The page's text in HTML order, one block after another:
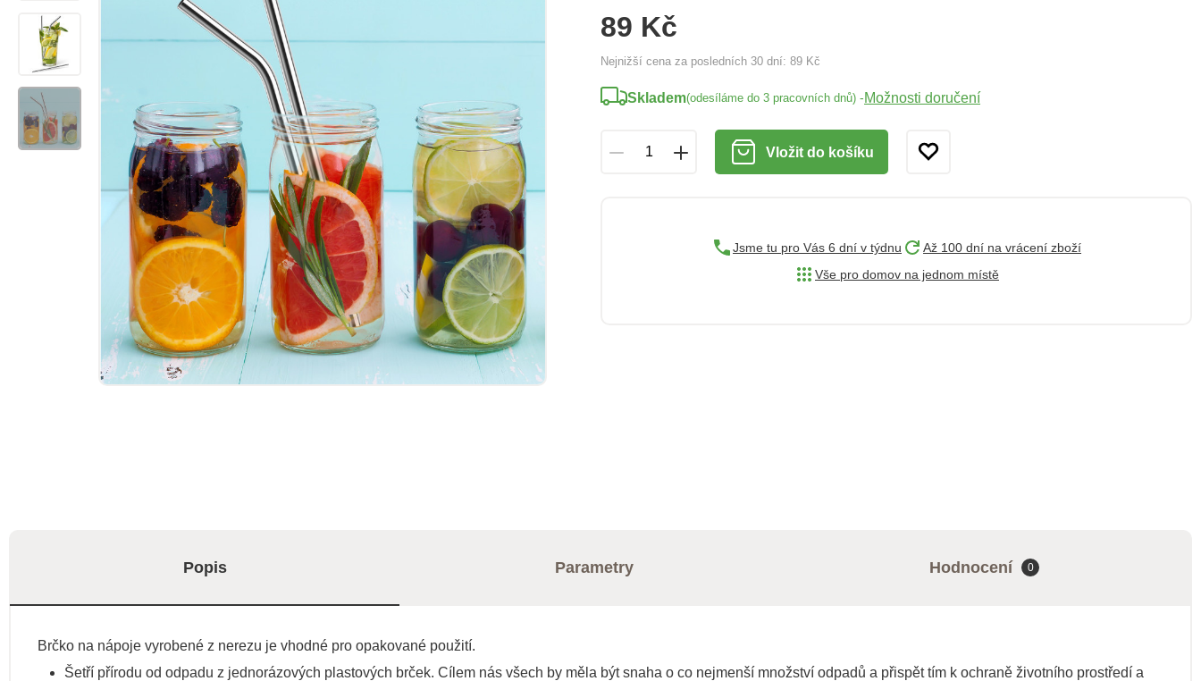
89 Kč
Nejnižší cena za posledních 30 dní: 89 Kč
Skladem(odesíláme do 3 pracovních dnů) -Možnosti doručení
Vložit do košíku
Jsme tu pro Vás 6 dní v týdnu
Až 100 dní na vrácení zboží
Vše pro domov na jednom místě
Popis Parametry Hodnocení 0
Brčko na nápoje vyrobené z nerezu je vhodné pro opakované použití.
Šetří přírodu od odpadu z jednorázových plastových brček. Cílem nás všech by měla být snaha o co nejmenší množství odpadů a přispět tím k ochraně životního prostředí a